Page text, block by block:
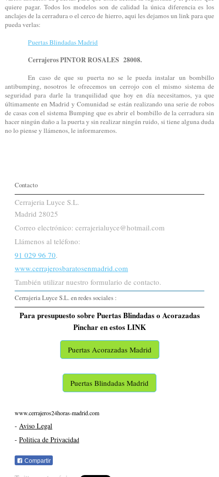
quiere pagar. Todos los modelos son de calidad la única diferencia es los
anclajes de la cerradura o el cerco de hierro, aqui les dejamos un link para que
pueda verlas:
Puertas Blindadas Madrid
Cerrajeros PINTOR ROSALES 28008.
En caso de que su puerta no se le pueda instalar un bombillo
antibumping, nosotros le ofrecemos un cerrojo con el mismo sistema de
seguridad para darle la tranquilidad que hoy en día necesitamos, ya que
últimamente en Madrid y Comunidad se están realizando una serie de robos
de casas con el sistema Bumping que es abrir el bombillo de la cerradura sin
hacer ningún daño a la puerta y sin realizar ningún ruido, si tiene alguna duda
no lo piense y llámenos, le informaremos.
Contacto
Cerrajeria Luyce S.L.
Madrid 28025
Correo electrónico: cerrajerialuyce@hotmail.com
Llámenos al teléfono:
91 029 96 70.
www.cerrajerosbaratosenmadrid.com
También utilizar nuestro formulario de contacto.
Cerrajeria Luyce S.L. en redes sociales :
Para presupuesto sobre Puertas Blindadas o Acorazadas
Pinchar en estos LINK
Puertas Acorazadas Madrid
Puertas Blindadas Madrid
www.cerrajeros24horas-madrid.com
- Aviso Legal
- Politica de Privacidad
Compartir